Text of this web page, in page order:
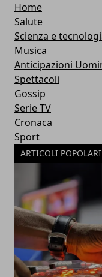
Home
Salute
Scienza e
Musica
Anticipazioni
Spettacoli
Gossip
Serie TV
Cronaca
Sport
ARTICOLI POPOLARI